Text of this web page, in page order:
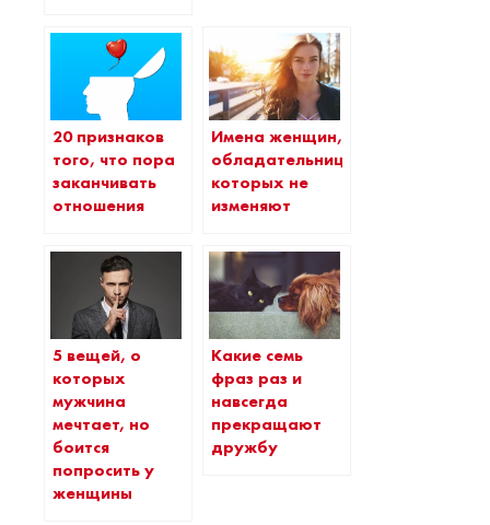
20 признаков
того, что пора
заканчивать
отношения
Имена женщин,
обладательницы
которых не
изменяют
5 вещей, о
которых
мужчина
мечтает, но
боится
попросить у
женщины
Какие семь
фраз раз и
навсегда
прекращают
дружбу